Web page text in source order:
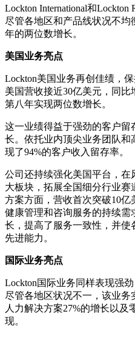
Lockton International和Lockton
尽管各地区和产品线状况不均
年的两位数增长。
美国业务亮点
Lockton美国业务再创佳绩，
美国营收接近30亿美元，同
第八年实现两位数增长。
这一业绩得益于强劲的客户
长。依托业内顶尖业务团队和
现了94%的客户收入留存率。
公司还持续强化美国平台，
大板块，拓展全国细分行业
方案方面，营收首次突破10亿
健康管理和咨询服务的持续
长，提高了服务一致性，并
先进能力。
国际业务亮点
Lockton国际业务同样表现强
尽管各地区状况不一，该业务
人力解决方案27%的增长以
现。